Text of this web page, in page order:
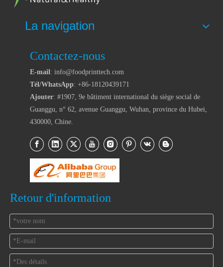
La navigation
Contactez-nous
E-mail: info@foodprinttech.com
Tél/WhatsApp: +86-18120439171
Ajouter: #1907, 9e bâtiment international du siège social de
Guanggu, n° 62, avenue Guanggu, Wuhan, province du Hubei,
430000, Chine.
Retour d'information